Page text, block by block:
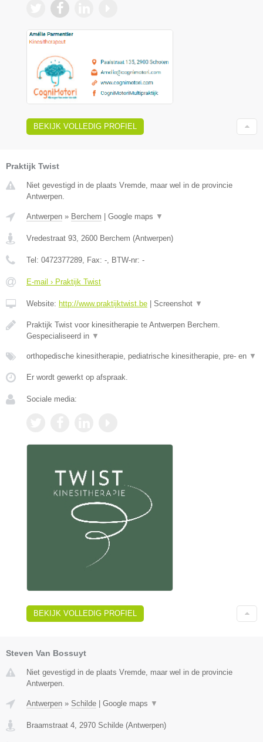
BEKIJK VOLLEDIG PROFIEL
Praktijk Twist
Niet gevestigd in de plaats Vremde, maar wel in de provincie
Antwerpen.
Antwerpen » Berchem Google maps ▼
Vredestraat 93, 2600 Berchem (Antwerpen)
Tel: 0472377289, Fax: -, BTW-nr: -
E-mail › Praktijk Twist
Website: http://www.praktijktwist.be Screenshot ▼
Praktijk Twist voor kinesitherapie te Antwerpen Berchem.
Gespecialiseerd in ▼
orthopedische kinesitherapie, pediatrische kinesitherapie, pre- en ▼
Er wordt gewerkt op afspraak.
Sociale media:
BEKIJK VOLLEDIG PROFIEL
Steven Van Bossuyt
Niet gevestigd in de plaats Vremde, maar wel in de provincie
Antwerpen.
Antwerpen » Schilde Google maps ▼
Braamstraat 4, 2970 Schilde (Antwerpen)